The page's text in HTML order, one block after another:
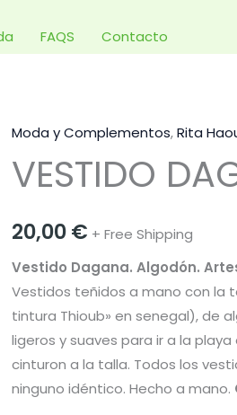
FAQS Contacto
Moda y Complementos,Rita
VESTIDO
20,00€ + Free Shipping
Vestido Dagana. Algodón.
Vestidos teñidos a mano con la
tintura Thioub» en senegal), de
ligeros y suaves para ir a la
cinturon a la talla. Todos los
ninguno idéntico. Hecho a mano.
VESTIDO
DAGANA
cantidad